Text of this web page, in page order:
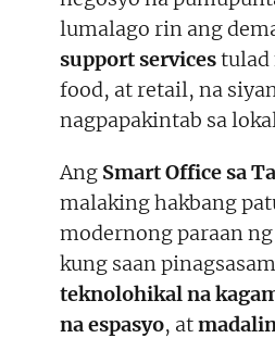
lumalago rin ang
support servicestulad
food, at retail, na
nagpapakintab sa
Ang Smart Office sa
malaking hakbang
modernong paraan
kung saan
teknolohikal na
na espasyo, at